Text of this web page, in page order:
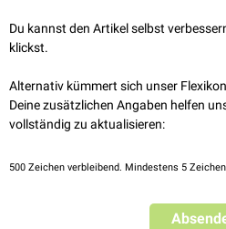
erschweren und
Artefakte(z.B. " Ghosting
Ausblenden des Fettgewebes im MRT-
Fettgewebe maskiert werden.
Du kannst den Artikel selbst
klickst.
Alternativ kümmert sich unser
Deine zusätzlichen Angaben helfen
vollständig zu aktualisieren:
500 Zeichen verbleibend. Mindestens 5